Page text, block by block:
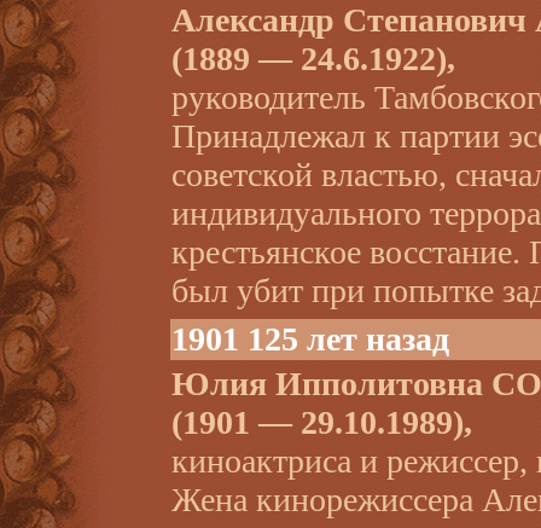
Александр
(1889 — 24.6.1922),
руководитель
Принадлежал к партии
советской властью,
индивидуального
крестьянское
был убит при попытке
1901 125 лет назад
Юлия Ипполитовна
(1901 — 29.10.1989),
киноактриса и
Жена кинорежиссера